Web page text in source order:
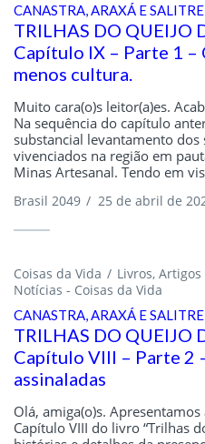
CANASTRA, ARAXÁ E
TRILHAS DO QUEIJO
Capítulo IX – Parte 1 –
menos cultura.
Muito cara(o)s leitor(a)es.
Na sequência do capítulo
substancial levantamento
vivenciados na região em
Minas Artesanal. Tendo em
Brasil 2049 / 25 de abril de
Coisas da Vida Livros,
Notícias - Coisas da Vida
CANASTRA, ARAXÁ E
TRILHAS DO QUEIJO
Capítulo VIII – Parte 2
assinaladas
Olá, amiga(o)s.
Capítulo VIII do livro “Trilhas